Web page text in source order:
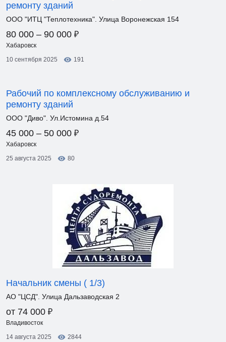
ремонту зданий
ООО "ИТЦ "Теплотехника". Улица Воронежская 154
80 000 – 90 000 ₽
Хабаровск
10 сентября 2025
191
Рабочий по комплексному обслуживанию и
ремонту зданий
ООО "Диво". Ул.Истомина д.54
45 000 – 50 000 ₽
Хабаровск
25 августа 2025
80
Начальник смены ( 1/3)
АО "ЦСД". Улица Дальзаводская 2
от 74 000 ₽
Владивосток
14 августа 2025
2844